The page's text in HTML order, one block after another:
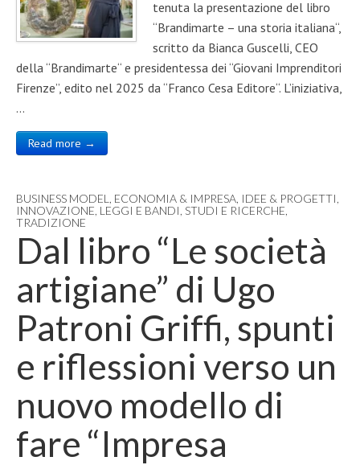
tenuta la presentazione del libro
“Brandimarte – una storia italiana“,
scritto da Bianca Guscelli, CEO
della “Brandimarte“ e presidentessa dei “Giovani Imprenditori
Firenze”, edito nel 2025 da “Franco Cesa Editore“. L’iniziativa,
…
Read more →
BUSINESS MODEL ECONOMIA & IMPRESA IDEE & PROGETTI
INNOVAZIONE LEGGI E BANDI STUDI E RICERCHE
TRADIZIONE
Dal libro “Le società
artigiane” di Ugo
Patroni Griffi, spunti
e riflessioni verso un
nuovo modello di
fare “Impresa